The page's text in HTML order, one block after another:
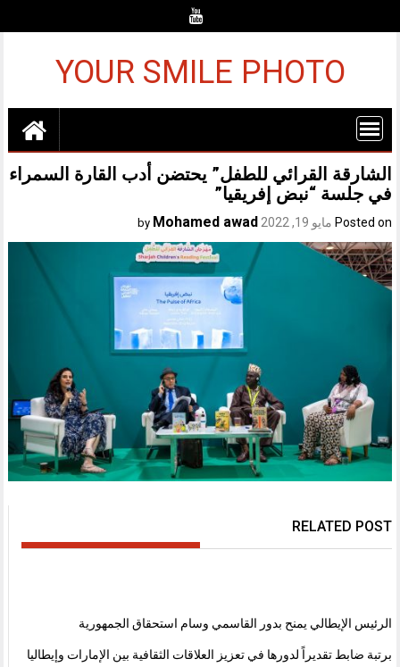
YOUR SMILE PHOTO
الشارقة القرائي للطفل” يحتضن أدب القارة السمراء
في جلسة “نبض إفريقيا”
Posted on مايو 19, 2022 Mohamed awad
RELATED POST
الرئيس الإيطالي يمنح بدور القاسمي وسام استحقاق الجمهورية
برتبة ضابط تقديراً لدورها في تعزيز العلاقات الثقافية بين الإمارات وإيطاليا